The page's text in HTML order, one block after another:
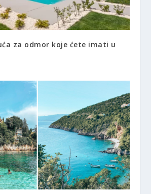
za odmor koje ćete imati u